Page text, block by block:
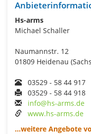
Hs-arms
Michael Schaller
Naumannstr. 12
01809 Heidenau
03529 - 58 44 917
03529 - 58 44 918
info@hs-arms.de
www.hs-arms.de
...weitere Angebote